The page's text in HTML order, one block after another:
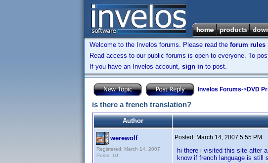
Welcome to the Invelos forums. Please read the forum rules
Read access to our public forums is open to everyone. To
If you have an Invelos account, sign in to post.
Invelos Forums->DVD
is there a french translation?
Author
werewolf
Registered: March 14, 2007
Posts: 10
Posted: March 14, 2007 5:55 PM
hi there i visited this site after
know if french language is still